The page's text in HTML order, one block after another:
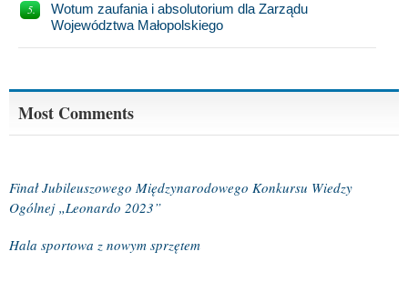
Wotum zaufania i absolutorium dla Zarządu
Województwa Małopolskiego
Most Comments
Finał Jubileuszowego Międzynarodowego Konkursu Wiedzy
Ogólnej „Leonardo 2023”
Hala sportowa z nowym sprzętem